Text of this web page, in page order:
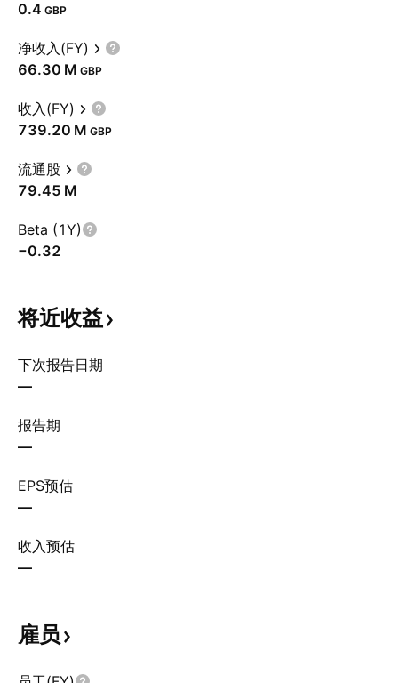
0.4 GBP
净收入(FY)
‪66.30 M‬ GBP
收入(FY)
‪739.20 M‬ GBP
流通股
‪79.45 M‬
Beta (1Y)
−0.32
将近收益
下次报告日期
—
报告期
—
EPS预估
—
收入预估
—
雇员